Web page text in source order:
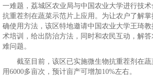
一难题，荔城区农业局与中国农业大学进行技
抗重茬剂在蔬菜示范片上应用。为让农户了解
确使用方法，该区特地邀请中国农业大学王琦
术培训，给出防治方法，同时和农民互动，解
难问题。
截至目前，该区已实施微生物抗重茬剂在蔬
用6000多亩次，预计亩产可增加10%左右。